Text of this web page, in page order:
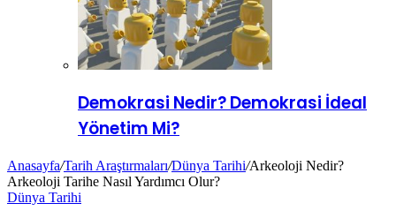
Demokrasi Nedir? Demokrasi İdeal
Yönetim Mi?
Anasayfa/Tarih Araştırmaları/Dünya Tarihi/Arkeoloji Nedir?
Arkeoloji Tarihe Nasıl Yardımcı Olur?
Dünya Tarihi